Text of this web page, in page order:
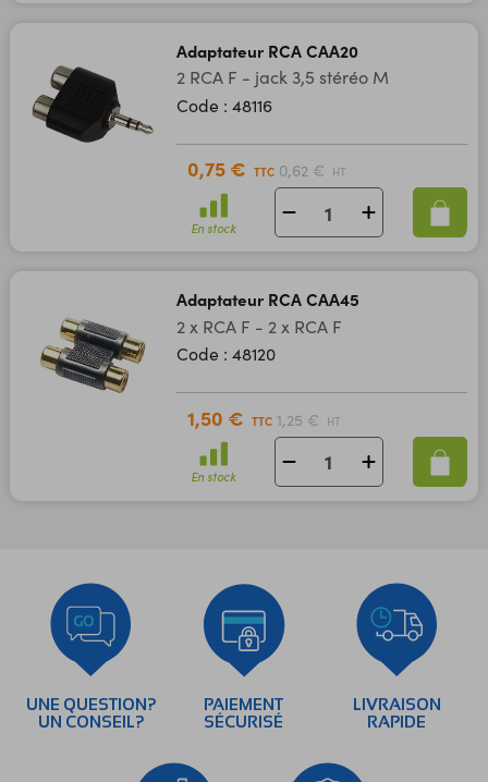
Adaptateur RCA CAA20
2 RCA F - jack 3,5 stéréo M
Code : 48116
0,75 € TTC 0,62 € HT
En stock
Adaptateur RCA CAA45
2 x RCA F - 2 x RCA F
Code : 48120
1,50 € TTC 1,25 € HT
En stock
UNE QUESTION?
UN CONSEIL?
PAIEMENT
SÉCURISÉ
LIVRAISON
RAPIDE